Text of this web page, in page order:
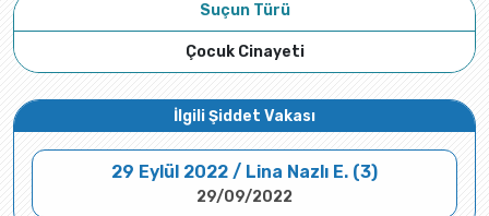
Suçun Türü
Çocuk Cinayeti
İlgili Şiddet Vakası
29 Eylül 2022 / Lina Nazlı E. (3)
29/09/2022